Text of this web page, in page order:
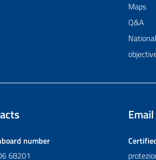
Maps
Q&A
number
68201
Email